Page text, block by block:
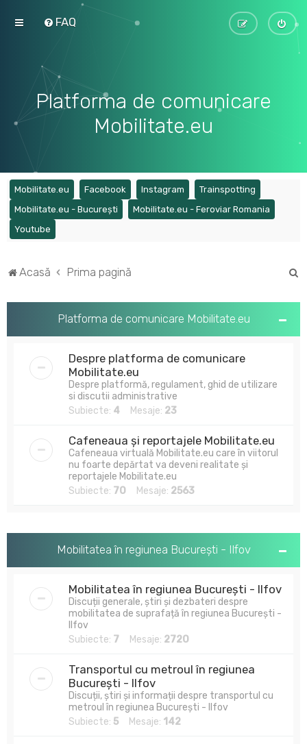
FAQ
Platforma de comunicare
Mobilitate.eu
Mobilitate.eu (Opens a new tab)
Facebook (Opens a new tab)
Instagram (Opens a new tab)
Trainspotting
Mobilitate.eu - București (Opens a new tab)
Mobilitate.eu - Feroviar Romania
Youtube
Acasă Prima pagină
Platforma de comunicare Mobilitate.eu
Despre platforma de comunicare
Mobilitate.eu
Despre platformă, regulament, ghid de utilizare
si discutii administrative
Subiecte: 4 Mesaje: 23
Cafeneaua și reportajele Mobilitate.eu
Cafeneaua virtuală Mobilitate.eu care în viitorul
nu foarte depărtat va deveni realitate și
reportajele Mobilitate.eu
Subiecte: 70 Mesaje: 2563
Mobilitatea în regiunea București - Ilfov
Mobilitatea în regiunea București - Ilfov
Discuții generale, știri și dezbateri despre
mobilitatea de suprafață în regiunea București -
Ilfov
Subiecte: 7 Mesaje: 2720
Transportul cu metroul în regiunea
București - Ilfov
Discuții, știri și informații despre transportul cu
metroul în regiunea București - Ilfov
Subiecte: 5 Mesaje: 142